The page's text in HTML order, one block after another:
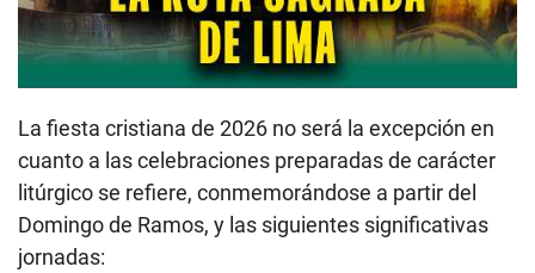
La fiesta cristiana de 2026 no será la excepción en
cuanto a las celebraciones preparadas de carácter
litúrgico se refiere, conmemorándose a partir del
Domingo de Ramos, y las siguientes significativas
jornadas: